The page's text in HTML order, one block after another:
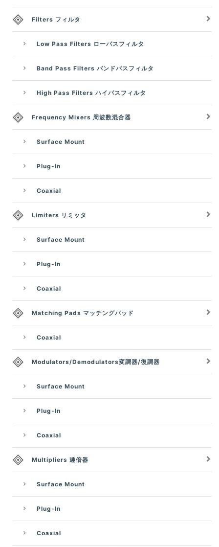
Filters フィルタ
Low Pass Filters ローパスフィルタ
Band Pass Filters バンドパスフィルタ
High Pass Filters ハイパスフィルタ
Frequency Mixers 周波数混合器
Surface Mount
Plug-In
Coaxial
Limiters リミッタ
Surface Mount
Plug-In
Coaxial
Matching Pads マッチングパッド
Coaxial
Modulators/Demodulators変調器/復調器
Surface Mount
Plug-In
Coaxial
Multipliers 逓倍器
Surface Mount
Plug-In
Coaxial